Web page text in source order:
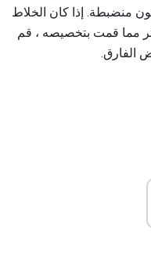
منضبطة. إذا كان الخلاط
5 دولارات أكثر مما قمت بتخصيصه ، قم